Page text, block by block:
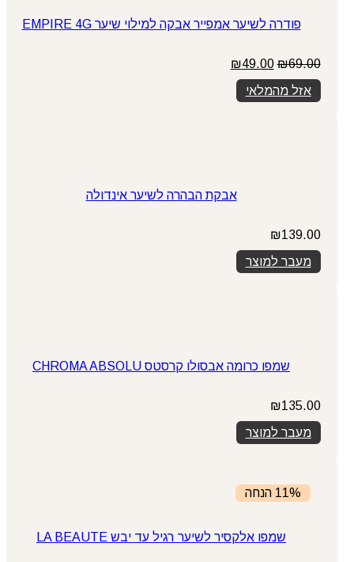
פודרה לשיער אמפייר אבקה למילוי שיער EMPIRE 4G
₪69.00
המחיר
המקורי
היה:
₪69.00.
₪49.00
אזל מהמלאי
אבקת הבהרה לשיער אינדולה
₪139.00
מעבר למוצר
שמפו כרומה אבסולו קרסטס CHROMA ABSOLU
₪135.00
מעבר למוצר
11% הנחה
שמפו אלקסיר לשיער רגיל עד יבש LA BEAUTE